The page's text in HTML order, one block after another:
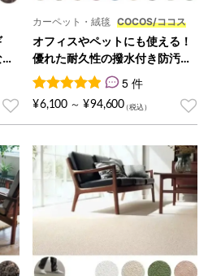
段階評価のうち、4.75点
カーペット・絨毯 COCOS/ココス
オフィスやペットにも使える！
優れた耐久性の撥水付き防汚カ
ーペット『COCOS/ココス』
5
件の利用者評価に基づく5段
5 件
¥6,100 ～ ¥94,600